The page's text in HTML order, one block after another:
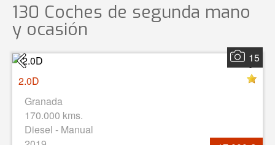
130 Coches de segunda mano
y ocasión
15
2.0D
Granada
170.000 kms.
Diesel - Manual